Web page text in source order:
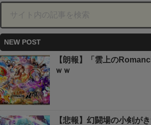
NEW POST
【朗報】「雲上の
ｗｗ
【悲報】幻闘場の小剣が